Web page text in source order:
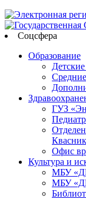
Соцсфера
Образование
ГУЗ
Офис
Культура и
МБУ
МБУ